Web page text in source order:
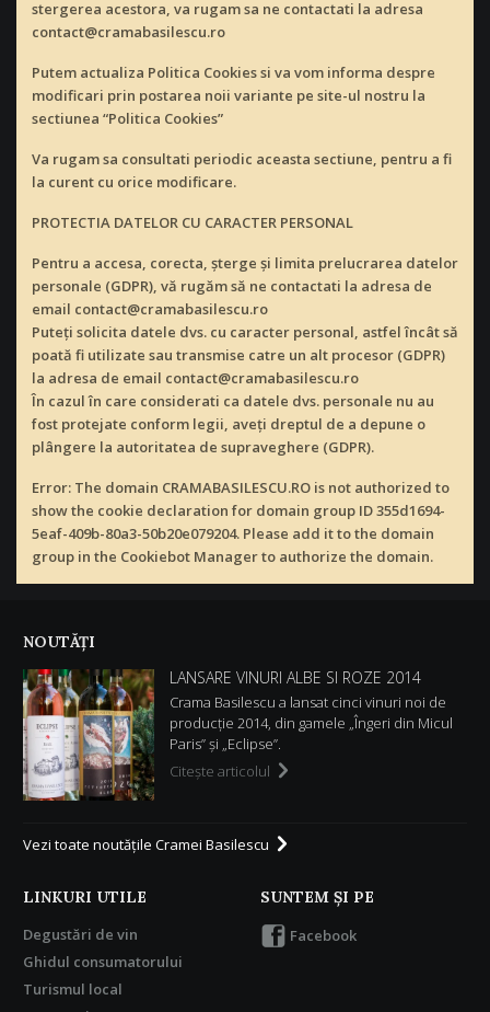
stergerea acestora, va rugam sa ne contactati la adresa
contact@cramabasilescu.ro
Putem actualiza Politica Cookies si va vom informa despre
modificari prin postarea noii variante pe site-ul nostru la
sectiunea “Politica Cookies”
Va rugam sa consultati periodic aceasta sectiune, pentru a fi
la curent cu orice modificare.
PROTECTIA DATELOR CU CARACTER PERSONAL
Pentru a accesa, corecta, șterge și limita prelucrarea datelor
personale (GDPR), vă rugăm să ne contactati la adresa de
email contact@cramabasilescu.ro
Puteți solicita datele dvs. cu caracter personal, astfel încât să
poată fi utilizate sau transmise catre un alt procesor (GDPR)
la adresa de email contact@cramabasilescu.ro
În cazul în care considerati ca datele dvs. personale nu au
fost protejate conform legii, aveți dreptul de a depune o
plângere la autoritatea de supraveghere (GDPR).
Error: The domain CRAMABASILESCU.RO is not authorized to
show the cookie declaration for domain group ID 355d1694-
5eaf-409b-80a3-50b20e079204. Please add it to the domain
group in the Cookiebot Manager to authorize the domain.
NOUTĂŢI
LANSARE VINURI ALBE SI ROZE 2014
Crama Basilescu a lansat cinci vinuri noi de
producție 2014, din gamele „Îngeri din Micul
Paris” și „Eclipse”.
Citeşte articolul
Vezi toate noutăţile Cramei Basilescu
LINKURI UTILE
Degustări de vin
Ghidul consumatorului
Turismul local
SUNTEM ŞI PE
Facebook